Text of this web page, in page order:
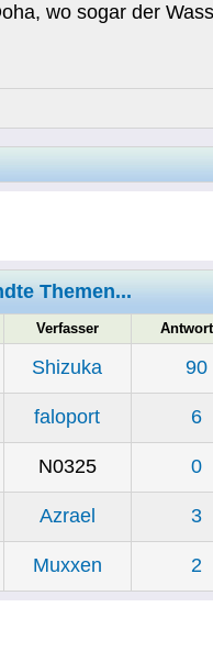
wo sogar der
Themen...
Verfasser
Shizuka 90
faloport 6
N0325 0
Azrael 3
Muxxen 2